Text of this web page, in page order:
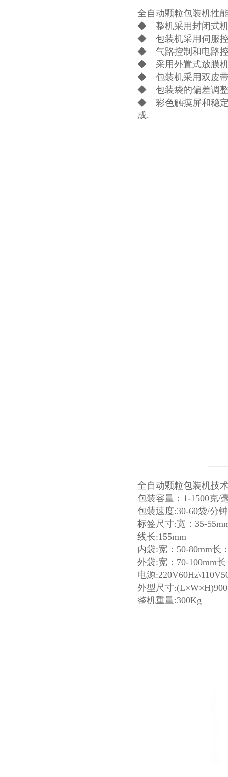
全自动颗粒包装机性
◆ 整机采用封闭式机
◆ 包装机采用伺服控
◆ 气路控制和电路控
◆ 采用外置式放膜机
◆ 包装机采用双皮带
◆ 包装袋的偏差调整
◆ 彩色触摸屏和稳定
成.
全自动颗粒包装机技
包装容量：1-1500克/
包装速度:30-60袋/分钟
标签尺寸:宽：35-
线长:155mm
内袋:宽：50-80mm长
外袋:宽：70-100mm长
电源
外型尺寸
整机重量:300Kg